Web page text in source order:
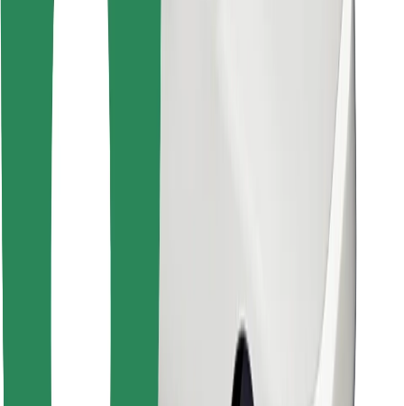
Bezpečnosť
Získajte odvoz do pár minút!
Objavte svoje obľúbené jedlo!